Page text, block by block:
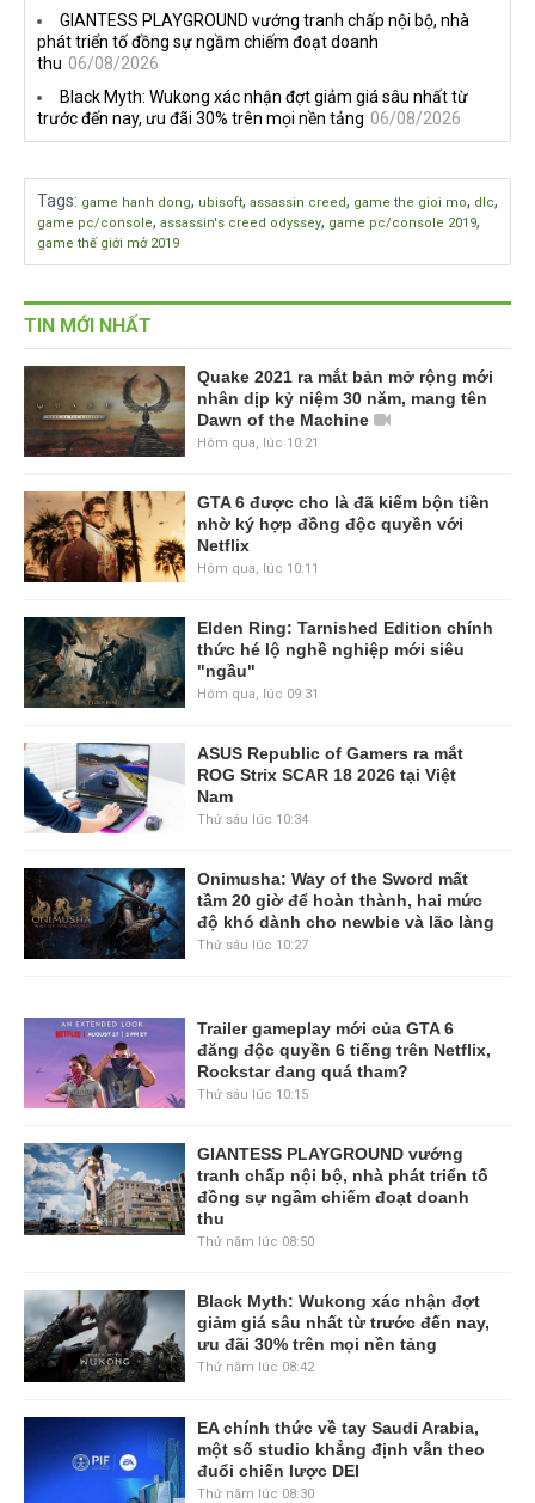
GIANTESS PLAYGROUND vướng tranh chấp nội bộ, nhà
phát triển tố đồng sự ngầm chiếm đoạt doanh
thu 06/08/2026
Black Myth: Wukong xác nhận đợt giảm giá sâu nhất từ
trước đến nay, ưu đãi 30% trên mọi nền tảng 06/08/2026
Tags: game hanh dong, ubisoft, assassin creed, game the gioi mo, dlc,
game pc/console, assassin's creed odyssey, game pc/console 2019,
game thế giới mở 2019
TIN MỚI NHẤT
Quake 2021 ra mắt bản mở rộng mới
nhân dịp kỷ niệm 30 năm, mang tên
Dawn of the Machine
Hôm qua, lúc 10:21
GTA 6 được cho là đã kiếm bộn tiền
nhờ ký hợp đồng độc quyền với
Netflix
Hôm qua, lúc 10:11
Elden Ring: Tarnished Edition chính
thức hé lộ nghề nghiệp mới siêu
"ngầu"
Hôm qua, lúc 09:31
ASUS Republic of Gamers ra mắt
ROG Strix SCAR 18 2026 tại Việt
Nam
Thứ sáu lúc 10:34
Onimusha: Way of the Sword mất
tầm 20 giờ để hoàn thành, hai mức
độ khó dành cho newbie và lão làng
Thứ sáu lúc 10:27
Trailer gameplay mới của GTA 6
đăng độc quyền 6 tiếng trên Netflix,
Rockstar đang quá tham?
Thứ sáu lúc 10:15
GIANTESS PLAYGROUND vướng
tranh chấp nội bộ, nhà phát triển tố
đồng sự ngầm chiếm đoạt doanh
thu
Thứ năm lúc 08:50
Black Myth: Wukong xác nhận đợt
giảm giá sâu nhất từ trước đến nay,
ưu đãi 30% trên mọi nền tảng
Thứ năm lúc 08:42
EA chính thức về tay Saudi Arabia,
một số studio khẳng định vẫn theo
đuổi chiến lược DEI
Thứ năm lúc 08:30